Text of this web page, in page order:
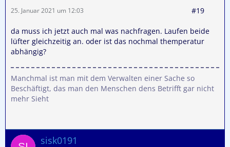
25. Januar 2021 um 12:03 #19
da muss ich jetzt auch mal was nachfragen. Laufen beide
lüfter gleichzeitig an. oder ist das nochmal themperatur
abhängig?
Manchmal ist man mit dem Verwalten einer Sache so
Beschäftigt, das man den Menschen dens Betrifft gar nicht
mehr Sieht
sisk0191